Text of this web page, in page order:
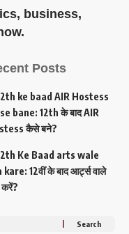
business,
Posts
ke baad AIR Hostess
bane: 12th के बाद AIR
कैसे बने?
Ke Baad arts wale
kare: 12वीं के बाद आर्ट्स वाले
करें?